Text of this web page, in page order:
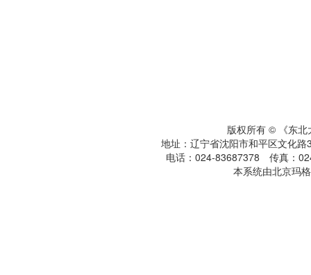
版权所有 © 《东北
地址：辽宁省沈阳市和平区文化
电话：024-83687378 传真：
本系统由北京玛